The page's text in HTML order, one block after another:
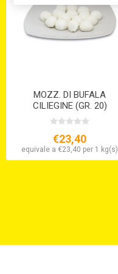
MOZZ. DI BUFALA
CILIEGINE (GR. 20)
€23,40
equivale a €23,40 per 1 kg(s)